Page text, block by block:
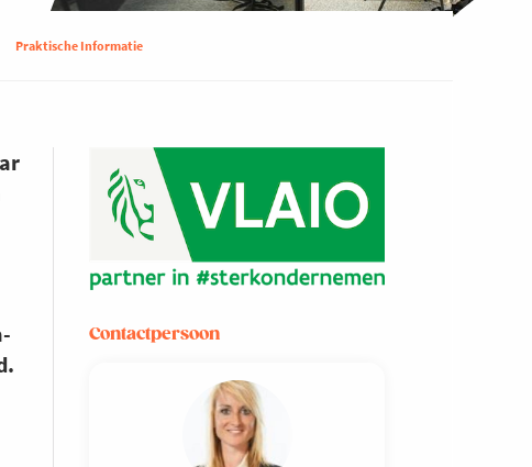
Praktische Informatie
Contactpersoon